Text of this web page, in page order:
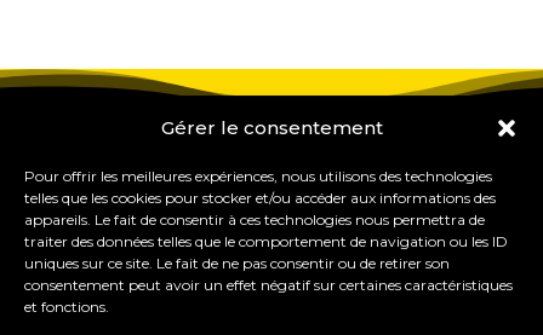
Gérer le consentement
Pour offrir les meilleures expériences, nous utilisons des technologies
telles que les cookies pour stocker et/ou accéder aux informations des
appareils. Le fait de consentir à ces technologies nous permettra de
traiter des données telles que le comportement de navigation ou les ID
uniques sur ce site. Le fait de ne pas consentir ou de retirer son
consentement peut avoir un effet négatif sur certaines caractéristiques
et fonctions.